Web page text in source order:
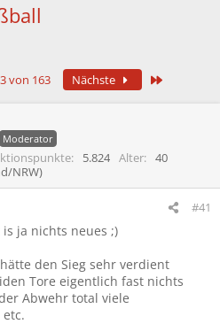
3 von 163 Nächste
Moderator
5.824 Alter
40
NRW)
#41
ja nichts neues ;)
den Sieg sehr verdient
Tore eigentlich fast nichts
Abwehr total viele